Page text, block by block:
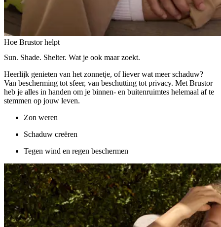
Hoe Brustor helpt
Sun. Shade. Shelter. Wat je ook maar zoekt.
Heerlijk genieten van het zonnetje, of liever wat meer schaduw?
Van bescherming tot sfeer, van beschutting tot privacy. Met Brustor
heb je alles in handen om je binnen- en buitenruimtes helemaal af te
stemmen op jouw leven.
Zon weren
Schaduw creëren
Tegen wind en regen beschermen